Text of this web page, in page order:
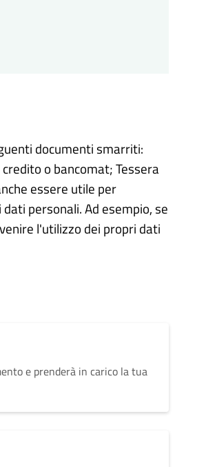
documenti smarriti:
o bancomat;Tessera
essere utile per
personali. Ad esempio, se
l'utilizzo dei propri dati
e prenderà in carico la tua